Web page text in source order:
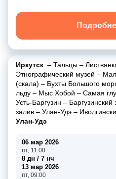
Иркутск – Тальцы –
Этнографический музей –
(скала) – Бухты Большого
льду – Мыс Хобой – Самая
Усть-Баргузин – Баргузинский
залив – Улан-Удэ –
Улан-Удэ
06 мар 2026
пт, 11:00
8 дн / 7 нч
13 мар 2026
пт, 09:00